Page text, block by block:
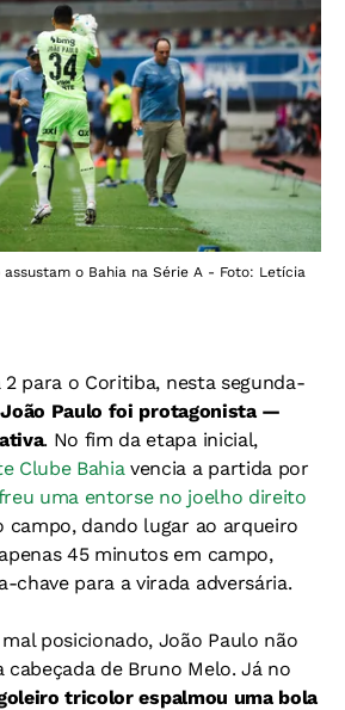
assustam o Bahia na Série A - Foto: Letícia
para o Coritiba, nesta segunda-
Paulo foi protagonista —
. No fim da etapa inicial,
Clube Bahiavencia a partida por
uma entorse no joelho direito
campo, dando lugar ao arqueiro
45 minutos em campo,
chave para a virada adversária.
posicionado, João Paulo não
cabeçada de Bruno Melo. Já no
tricolor espalmou uma bola